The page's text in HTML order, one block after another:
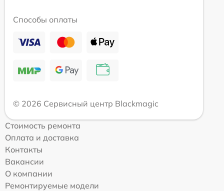
Способы оплаты
© 2026 Сервисный центр Blackmagic
Стоимость ремонта
Оплата и доставка
Контакты
Вакансии
О компании
Ремонтируемые модели